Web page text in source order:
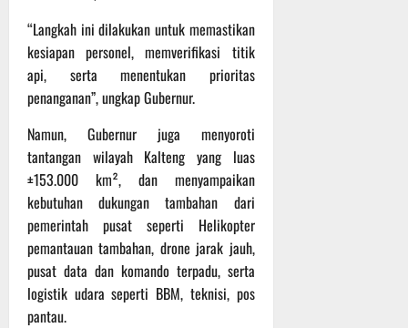
“Langkah ini dilakukan untuk memastikan
kesiapan personel, memverifikasi titik
api, serta menentukan prioritas
penanganan”, ungkap Gubernur.
Namun, Gubernur juga menyoroti
tantangan wilayah Kalteng yang luas
±153.000 km², dan menyampaikan
kebutuhan dukungan tambahan dari
pemerintah pusat seperti Helikopter
pemantauan tambahan, drone jarak jauh,
pusat data dan komando terpadu, serta
logistik udara seperti BBM, teknisi, pos
pantau.